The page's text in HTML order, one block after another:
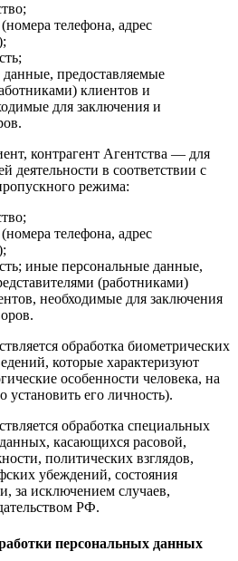
телефона, адрес
предоставляемые
клиентов и
для заключения и
контрагент Агентства — для
деятельности в соответствии с
режима:
телефона, адрес
иные персональные данные,
(работниками)
необходимые для заключения
обработка биометрических
которые характеризуют
особенности человека, на
его личность).
обработка специальных
касающихся расовой,
политических взглядов,
убеждений, состояния
за исключением случаев,
РФ.
персональных данных